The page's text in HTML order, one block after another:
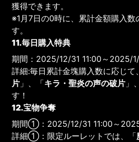
獲得できます。
※1月7日の0時に、累計金額購入数
す。
11.毎日購入特典
期間：2025/12/31 11:00～2025/
詳細:毎日累計金塊購入数に応じて
片 」、「キラ・聖炎の声の破片 」、
す！
12.宝物争奪
期間①：2025/12/31 11:00～
詳細①：限定ルーレットでは、「